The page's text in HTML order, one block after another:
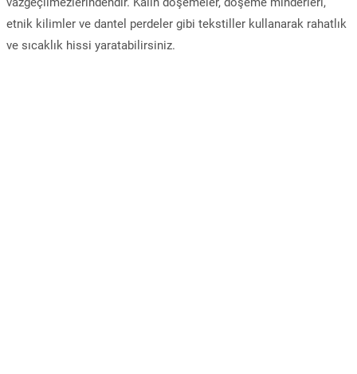
etnik kilimler ve dantel perdeler gibi tekstiller kullanarak rahatlık
ve sıcaklık hissi yaratabilirsiniz.